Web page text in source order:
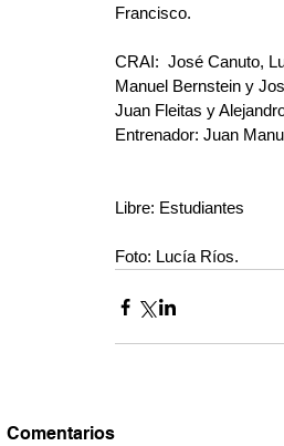
Francisco.
CRAI:  José Canuto,
Manuel Bernstein y
Juan Fleitas y
Entrenador: Juan
Libre: Estudiantes
Foto: Lucía Ríos.
Comentarios